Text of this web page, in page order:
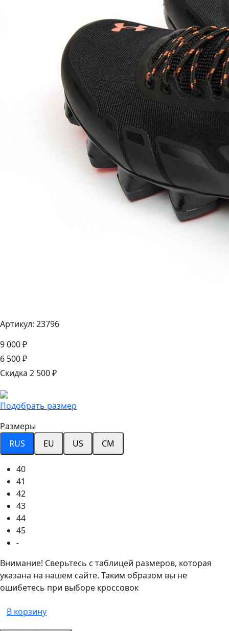
Артикул: 23796
9 000 ₽
6 500 ₽
Скидка 2 500 ₽
Подобрать размер
Размеры
RUS
EU US CM
40
41
42
43
44
45
-
Внимание! Сверьтесь с таблицей размеров, которая
указана на нашем сайте. Таким образом вы не
ошибетесь при выборе кроссовок
В корзину